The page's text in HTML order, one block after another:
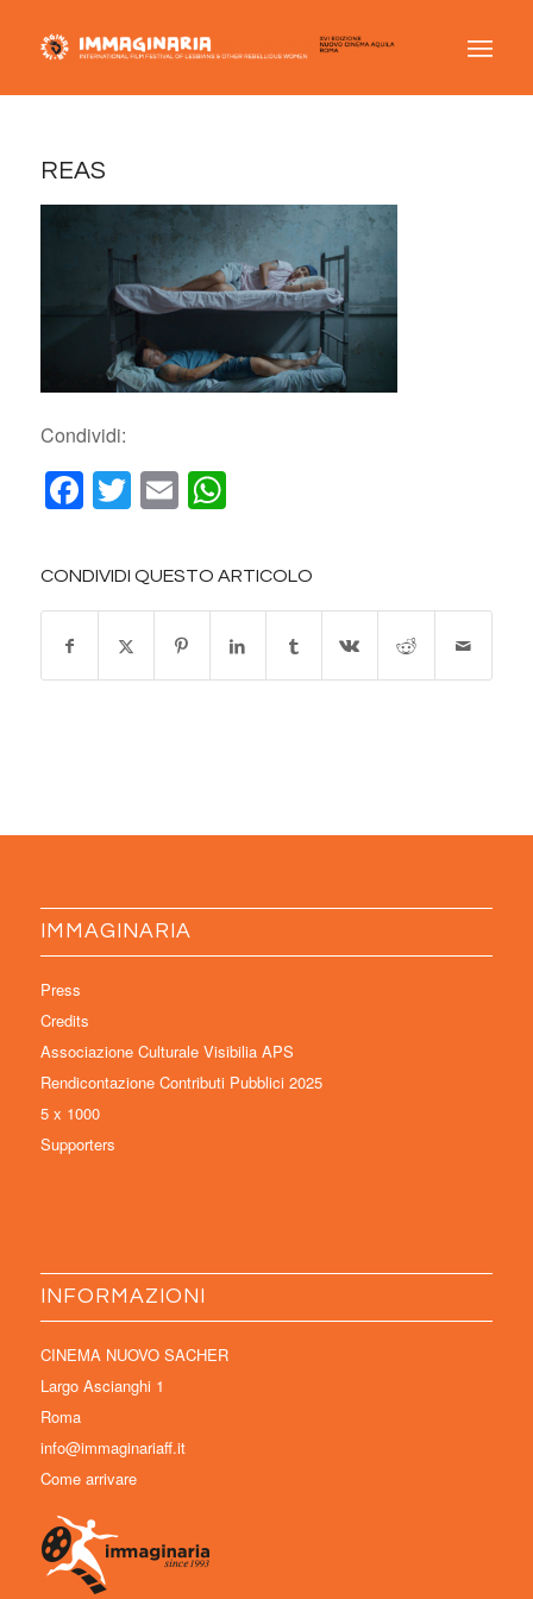
REAS
Condividi:
Facebook
Twitter
EmailWhatsApp
CONDIVIDI QUESTO ARTICOLO
IMMAGINARIA
Press
Credits
Associazione Culturale Visibilia APS
Rendicontazione Contributi Pubblici 2025
5 x 1000
Supporters
INFORMAZIONI
CINEMA NUOVO SACHER
Largo Ascianghi 1
Roma
info@immaginariaff.it
Come arrivare